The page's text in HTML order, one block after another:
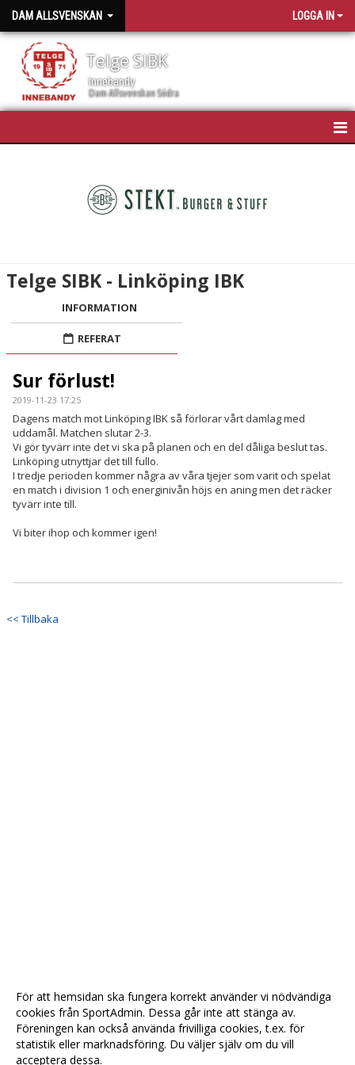
DAM ALLSVENSKAN LOGGA IN
Telge SIBK
Innebandy
Dam Allsvenskan Södra
BILDGALLERI
MATCHER
LAGETS FACEBOOK-SIDA
LAGETS INSTA
Telge SIBK - Linköping IBK
INFORMATION
REFERAT
Sur förlust!
2019-11-23 17:25
Dagens match mot Linköping IBK så förlorar vårt damlag med
uddamål. Matchen slutar 2-3.
Vi gör tyvärr inte det vi ska på planen och en del dåliga beslut tas.
Linköping utnyttjar det till fullo.
I tredje perioden kommer några av våra tjejer som varit och spelat
en match i division 1 och energinivån höjs en aning men det räcker
tyvärr inte till.
Vi biter ihop och kommer igen!
<< Tillbaka
För att hemsidan ska fungera korrekt använder vi nödvändiga
cookies från SportAdmin. Dessa går inte att stänga av.
Föreningen kan också använda frivilliga cookies, t.ex. för
statistik eller marknadsföring. Du väljer själv om du vill
acceptera dessa.